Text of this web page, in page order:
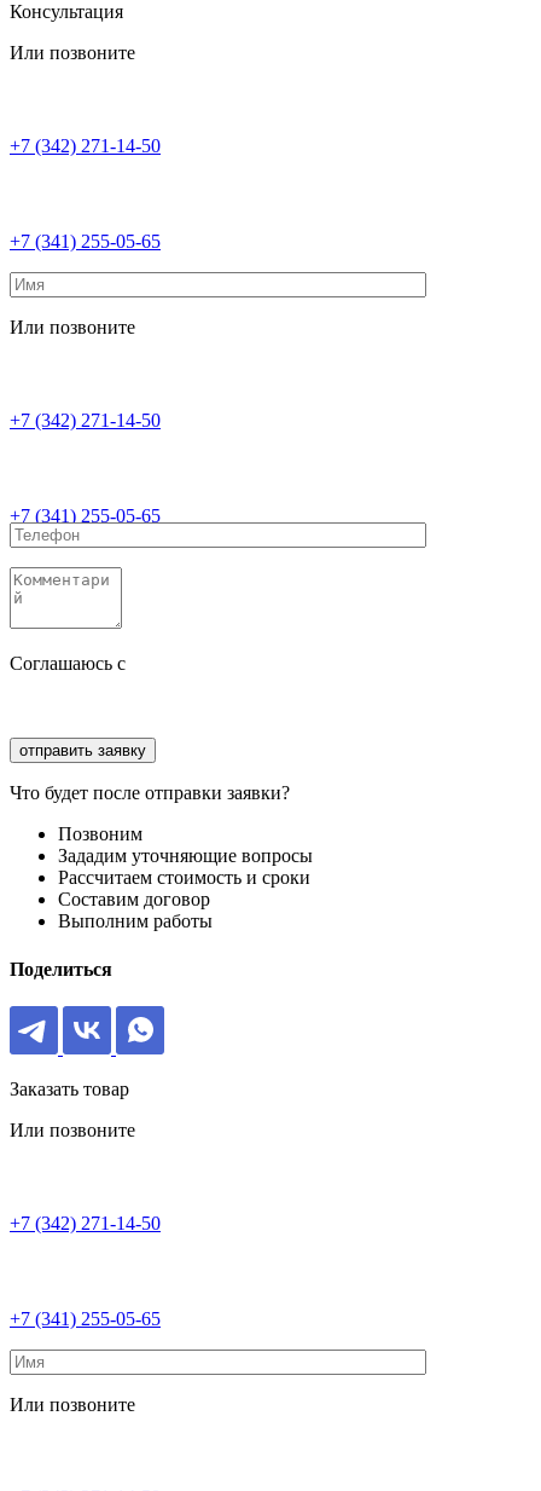
Консультация
Или позвоните
+7 (342) 271-14-50
+7 (341) 255-05-65
Или позвоните
+7 (342) 271-14-50
+7 (341) 255-05-65
Соглашаюсь с
Что будет после отправки заявки?
Позвоним
Зададим уточняющие вопросы
Рассчитаем стоимость и сроки
Составим договор
Выполним работы
Поделиться
Заказать товар
Или позвоните
+7 (342) 271-14-50
+7 (341) 255-05-65
Или позвоните